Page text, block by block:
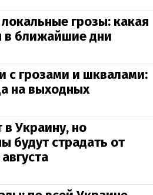
грозы: какая
в ближайшие дни
с грозами и шквалами:
на выходных
Украину, но
будут страдать от